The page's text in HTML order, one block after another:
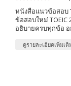
หนังสือแนวข้อสอบ
ข้อสอบใหม่
อธิบายครบทุกข้อ
ดูรายละเอียดเพิ่มเติ